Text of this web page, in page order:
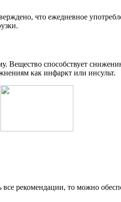
что ежедневное
Вещество способствует
как инфаркт или инсульт.
рекомендации, то можно